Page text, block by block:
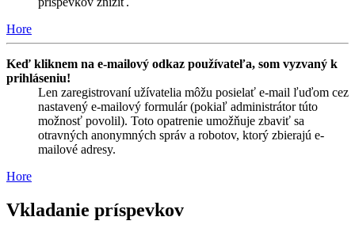
Hore
Keď kliknem na e-mailový odkaz používateľa, som vyzvaný k
prihláseniu!
Len zaregistrovaní užívatelia môžu posielať e-mail ľuďom cez
nastavený e-mailový formulár (pokiaľ administrátor túto
možnosť povolil). Toto opatrenie umožňuje zbaviť sa
otravných anonymných správ a robotov, ktorý zbierajú e-
mailové adresy.
Hore
Vkladanie príspevkov